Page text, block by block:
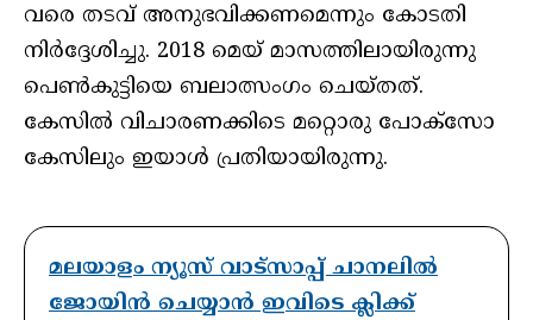
വരെ തടവ് അനുഭവിക്കണമെന്നും കോടതി
നിര്‍ദ്ദേശിച്ചു. 2018 മെയ് മാസത്തിലായിരുന്നു
പെണ്‍കുട്ടിയെ ബലാത്സംഗം ചെയ്തത്.
കേസില്‍ വിചാരണക്കിടെ മറ്റൊരു പോക്‌സോ
കേസിലും ഇയാള്‍ പ്രതിയായിരുന്നു.
മലയാളം ന്യൂസ് വാട്സാപ്പ് ചാനലിൽ
ജോയിൻ ചെയ്യാൻ ഇവിടെ ക്ലിക്ക്